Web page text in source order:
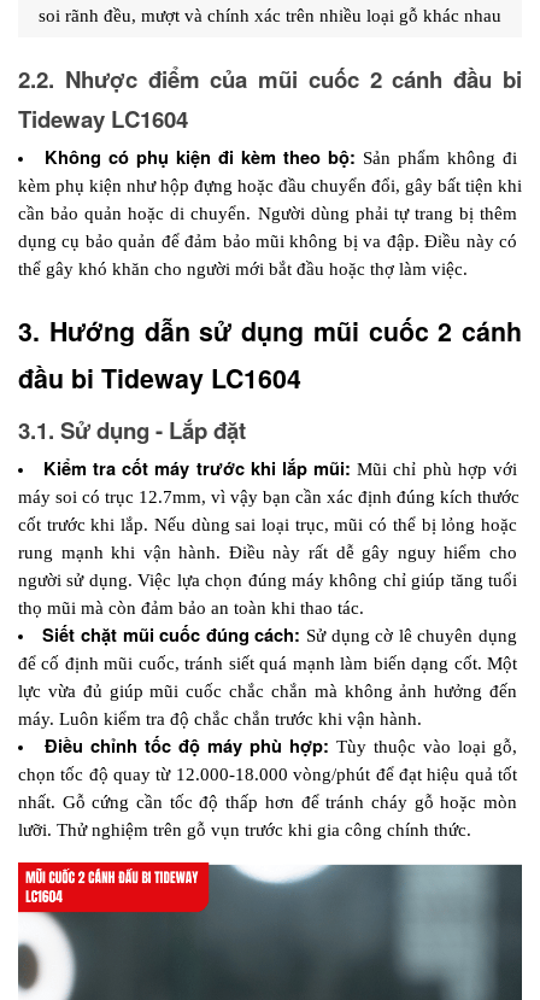
soi rãnh đều, mượt và chính xác trên nhiều loại gỗ khác nhau
2.2. Nhược điểm của mũi cuốc 2 cánh đầu bi
Tideway LC1604
Không có phụ kiện đi kèm theo bộ: Sản phẩm không đi
kèm phụ kiện như hộp đựng hoặc đầu chuyển đổi, gây bất tiện khi
cần bảo quản hoặc di chuyển. Người dùng phải tự trang bị thêm
dụng cụ bảo quản để đảm bảo mũi không bị va đập. Điều này có
thể gây khó khăn cho người mới bắt đầu hoặc thợ làm việc.
3. Hướng dẫn sử dụng mũi cuốc 2 cánh
đầu bi Tideway LC1604
3.1. Sử dụng - Lắp đặt
Kiểm tra cốt máy trước khi lắp mũi: Mũi chỉ phù hợp với
máy soi có trục 12.7mm, vì vậy bạn cần xác định đúng kích thước
cốt trước khi lắp. Nếu dùng sai loại trục, mũi có thể bị lỏng hoặc
rung mạnh khi vận hành. Điều này rất dễ gây nguy hiểm cho
người sử dụng. Việc lựa chọn đúng máy không chỉ giúp tăng tuổi
thọ mũi mà còn đảm bảo an toàn khi thao tác.
Siết chặt mũi cuốc đúng cách: Sử dụng cờ lê chuyên dụng
để cố định mũi cuốc, tránh siết quá mạnh làm biến dạng cốt. Một
lực vừa đủ giúp mũi cuốc chắc chắn mà không ảnh hưởng đến
máy. Luôn kiểm tra độ chắc chắn trước khi vận hành.
Điều chỉnh tốc độ máy phù hợp: Tùy thuộc vào loại gỗ,
chọn tốc độ quay từ 12.000-18.000 vòng/phút để đạt hiệu quả tốt
nhất. Gỗ cứng cần tốc độ thấp hơn để tránh cháy gỗ hoặc mòn
lưỡi. Thử nghiệm trên gỗ vụn trước khi gia công chính thức.